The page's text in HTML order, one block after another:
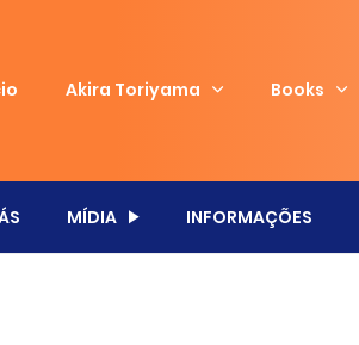
Akira Toriyama Books
MÍDIA INFORMAÇÕES